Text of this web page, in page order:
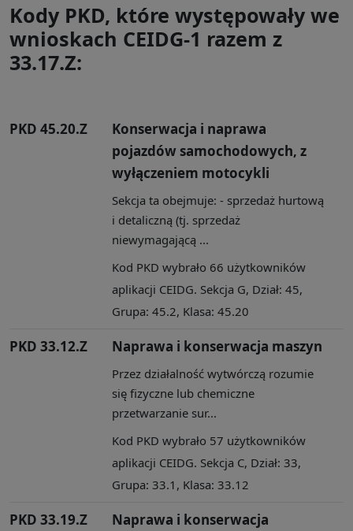
Kody PKD, które występowały we
wnioskach CEIDG-1 razem z
33.17.Z:
PKD 45.20.Z
Konserwacja i naprawa
pojazdów samochodowych, z
wyłączeniem motocykli
Sekcja ta obejmuje: - sprzedaż hurtową
i detaliczną (tj. sprzedaż
niewymagającą ...
Kod PKD wybrało 66 użytkowników
aplikacji CEIDG. Sekcja G, Dział: 45,
Grupa: 45.2, Klasa: 45.20
PKD 33.12.Z Naprawa i konserwacja maszyn
Przez działalność wytwórczą rozumie
się fizyczne lub chemiczne
przetwarzanie sur...
Kod PKD wybrało 57 użytkowników
aplikacji CEIDG. Sekcja C, Dział: 33,
Grupa: 33.1, Klasa: 33.12
PKD 33.19.Z
Naprawa i konserwacja